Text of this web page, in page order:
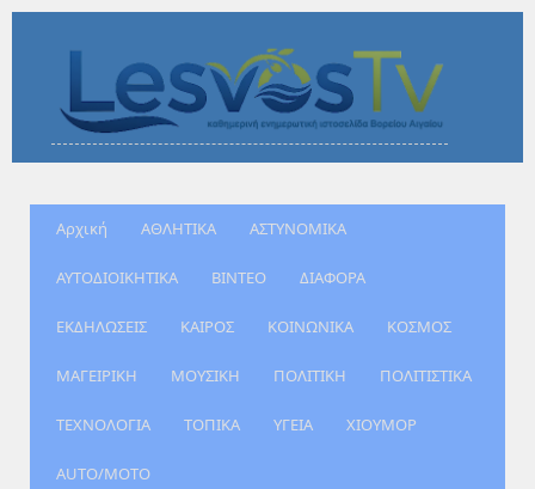
Αρχική ΑΘΛΗΤΙΚΑ ΑΣΤΥΝΟΜΙΚΑ
ΑΥΤΟΔΙΟΙΚΗΤΙΚΑ ΒΙΝΤΕΟ ΔΙΑΦΟΡΑ
ΕΚΔΗΛΩΣΕΙΣ ΚΑΙΡΟΣ ΚΟΙΝΩΝΙΚΑ ΚΟΣΜΟΣ
ΜΑΓΕΙΡΙΚΗ ΜΟΥΣΙΚΗ ΠΟΛΙΤΙΚΗ ΠΟΛΙΤΙΣΤΙΚΑ
ΤΕΧΝΟΛΟΓΙΑ ΤΟΠΙΚΑ ΥΓΕΙΑ ΧΙΟΥΜΟΡ
AUTO/MOTO